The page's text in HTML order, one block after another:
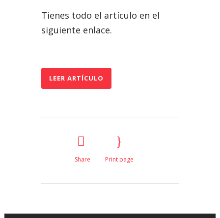
Tienes todo el artículo en el
siguiente enlace.
LEER ARTÍCULO
Share Print page